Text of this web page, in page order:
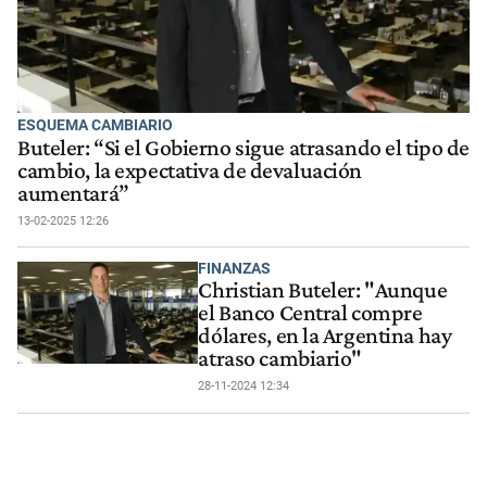
ESQUEMA CAMBIARIO
Buteler: “Si el Gobierno sigue atrasando el tipo de
cambio, la expectativa de devaluación
aumentará”
13-02-2025 12:26
FINANZAS
Christian Buteler: "Aunque
el Banco Central compre
dólares, en la Argentina hay
atraso cambiario"
28-11-2024 12:34